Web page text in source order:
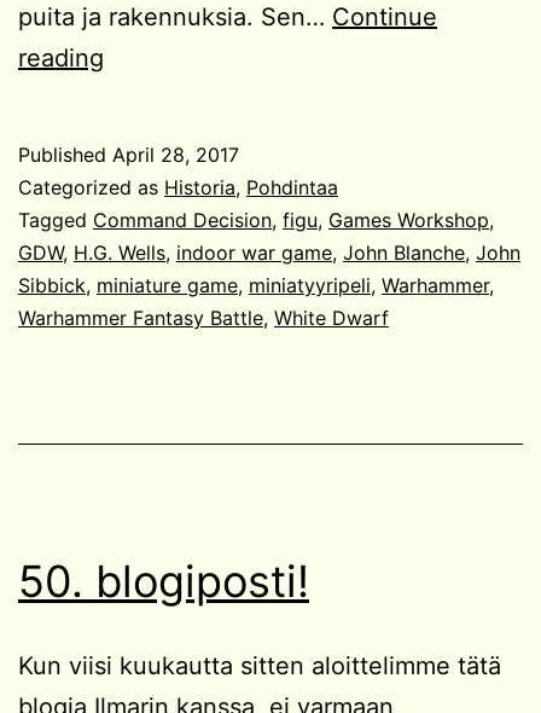
puita ja rakennuksia. Sen… Continue
reading
Published April 28, 2017
Categorized as Historia, Pohdintaa
Tagged Command Decision, figu, Games Workshop,
GDW, H.G. Wells, indoor war game, John Blanche, John
Sibbick, miniature game, miniatyyripeli, Warhammer,
Warhammer Fantasy Battle, White Dwarf
50. blogiposti!
Kun viisi kuukautta sitten aloittelimme tätä
blogia Ilmarin kanssa, ei varmaan